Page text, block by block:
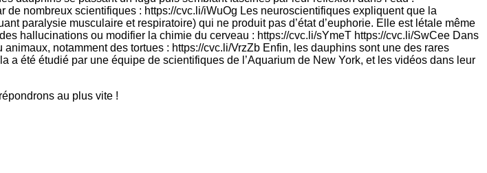
nombreux scientifiques : https://cvc.li/iWuOg Les neuroscientifiques expliquent que la
paralysie musculaire et respiratoire) qui ne produit pas d’état d’euphorie. Elle est létale même
hallucinations ou modifier la chimie du cerveau : https://cvc.li/sYmeT https://cvc.li/SwCee Dans
notamment des tortues : https://cvc.li/VrzZb Enfin, les dauphins sont une des rares
été étudié par une équipe de scientifiques de l’Aquarium de New York, et les vidéos dans leur
au plus vite !